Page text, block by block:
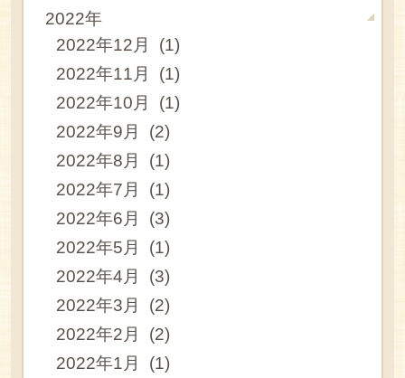
2022年
2022年12月 (1)
2022年11月 (1)
2022年10月 (1)
2022年9月 (2)
2022年8月 (1)
2022年7月 (1)
2022年6月 (3)
2022年5月 (1)
2022年4月 (3)
2022年3月 (2)
2022年2月 (2)
2022年1月 (1)